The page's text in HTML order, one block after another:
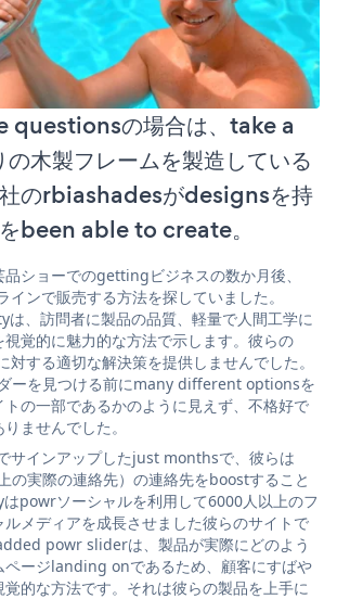
questionsの場合は、take a
木製フレームを製造している
のrbiashadesがdesignsを持
been able to create。
ショーでのgettingビジネスの数か月後、
ンで販売する方法を探していました。
、訪問者に製品の品質、軽量で人間工学に
覚的に魅力的な方法で示します。彼らの
する適切な解決策を提供しませんでした。
ーを見つける前にmany different optionsを
の一部であるかのように見えず、不格好で
ませんでした。
サインアップしたjust monthsで、彼らは
の実際の連絡先）の連絡先をboostすること
powrソーシャルを利用して6000人以上のフ
ルメディアを成長させました彼らのサイトで
powr sliderは、製品が実際にどのよう
ページlanding onであるため、顧客にすばや
覚的な方法です。それは彼らの製品を上手に